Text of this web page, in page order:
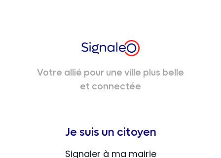
Votre allié pour une ville plus belle
et connectée
Je suis un citoyen
Signaler à ma mairie